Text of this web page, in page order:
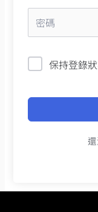
保持登錄